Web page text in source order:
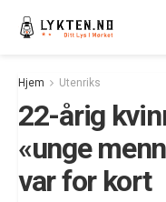
Hjem Utenriks
22-årig
«unge
var for kort